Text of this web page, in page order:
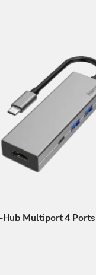
Hub Multiport 4 Ports